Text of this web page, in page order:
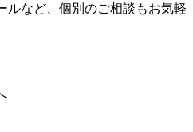
ルなど、個別のご相談もお気軽